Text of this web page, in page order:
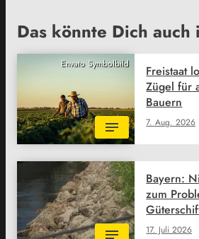
Das könnte Dich
Envato Symbolbild
7. Aug. 2026
Freistaat
Zügel für
Bauern
17. Juli 2026
Bayern:
zum